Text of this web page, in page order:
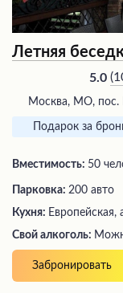
Летняя
5.0 (
Москва, МО, пос.
Подарок за
Вместимость: 50
Парковка: 200 авто
Кухня: Европейская,
Свой алкоголь:
Забронировать